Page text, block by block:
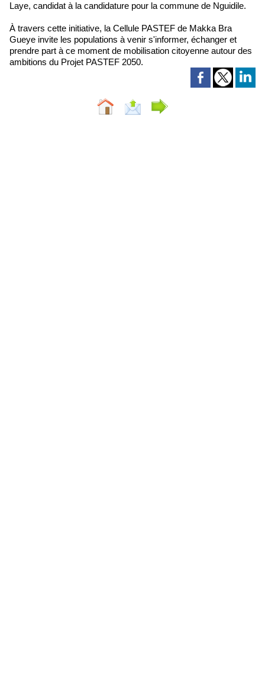
Laye, candidat à la candidature pour la commune de Nguidile.
À travers cette initiative, la Cellule PASTEF de Makka Bra
Gueye invite les populations à venir s'informer, échanger et
prendre part à ce moment de mobilisation citoyenne autour des
ambitions du Projet PASTEF 2050.